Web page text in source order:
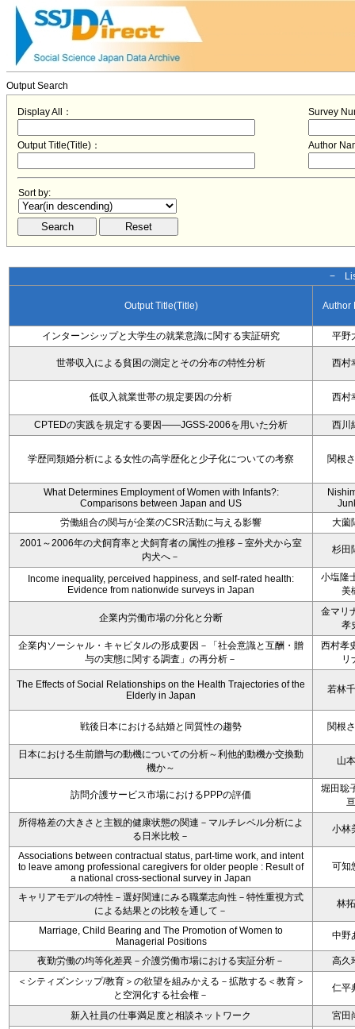
Output Search
Display All： Survey
Output Title(Title)： Author
Sort by:
−
Output Title(Title) Author
インターンシップと大学生の就業意識に関する実証研究 平野
世帯収入による貧困の測定とその分布の特性分析 西村
低収入就業世帯の規定要因の分析 西村
CPTEDの実践を規定する要因――JGSS-2006を用いた分析 西川
学歴同類婚分析による女性の高学歴化と少子化についての考察 関根
What Determines Employment of Women with Infants?:
Comparisons between Japan and US
労働組合の関与が企業のCSR活動に与える影響
大薗
2001～2006年の犬飼育率と犬飼育者の属性の推移－室外犬から室
内犬へ－
杉田
Income inequality, perceived happiness, and self-rated health:
Evidence from nationwide surveys in Japan
小塩隆
美
企業内労働市場の分化と分断
金マリ
孝
企業内ソーシャル・キャピタルの形成要因－「社会意識と互酬・贈
与の実態に関する調査」の再分析－
西村孝
リ
The Effects of Social Relationships on the Health Trajectories of the
Elderly in Japan
若林
戦後日本における結婚と同質性の趨勢 関根
日本における生前贈与の動機についての分析～利他的動機か交換動
機か～
山
訪問介護サービス市場におけるPPPの評価
堀田聡
亘
所得格差の大きさと主観的健康状態の関連－マルチレベル分析によ
る日米比較－
小林
Associations between contractual status, part-time work, and intent
to leave among professional caregivers for older people : Result of
a national cross-sectional survey in Japan
可知
キャリアモデルの特性－選好関連にみる職業志向性－特性重視方式
による結果との比較を通して－
林
Marriage, Child Bearing and The Promotion of Women to
Managerial Positions
中野
夜勤労働の均等化差異－介護労働市場における実証分析－
高久
＜シティズンシップ/教育＞の欲望を組みかえる－拡散する＜教育＞
と空洞化する社会権－
仁平
新入社員の仕事満足度と相談ネットワーク
宮田